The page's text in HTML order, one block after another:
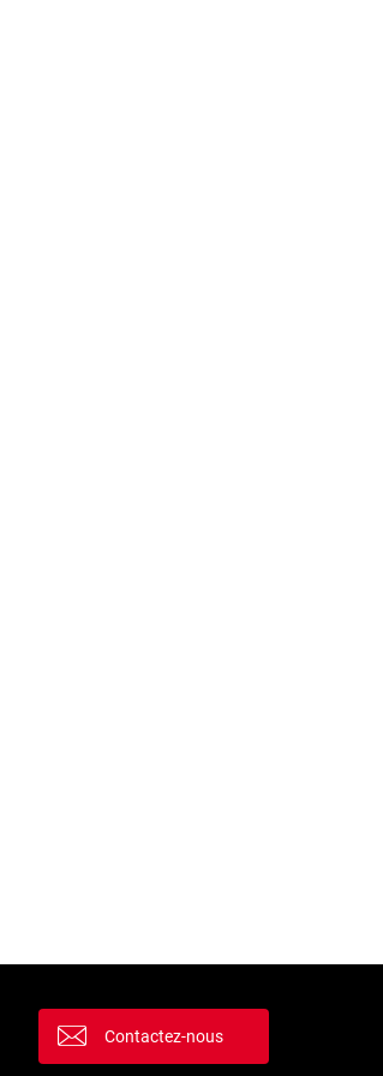
est primordiale. Choisissez des produits européens de
adapté.
des serrures et des cylindres de haute sécurité.
contre toute tentative d'effraction.
marques de serrures.
de nos ventes exclusives.
Contactez-nous